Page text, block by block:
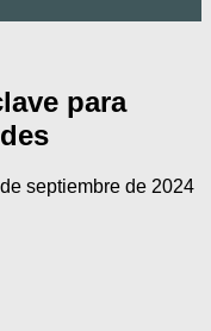
para
septiembre de 2024